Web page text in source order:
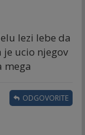
lezi lebe da
ucio njegov
mega
ODGOVORITE